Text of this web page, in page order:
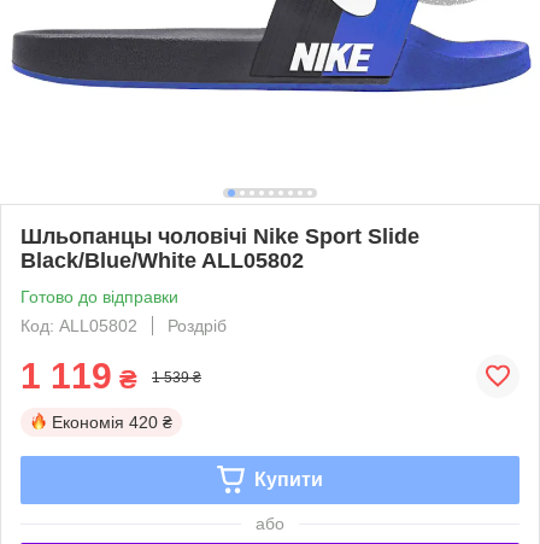
Шльопанцы чоловічі Nіkе Sport Slide
Black/Blue/White ALL05802
Готово до відправки
Код: ALL05802
Роздріб
1 119 ₴ 1 539 ₴
Економія 420 ₴
Купити
або